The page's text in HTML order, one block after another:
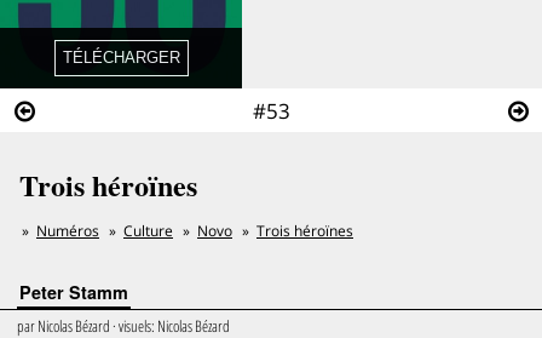
#53
Trois héroïnes
Numéros Culture Novo Trois héroïnes
Peter Stamm
parNicolas Bézard · visuels: Nicolas Bézard